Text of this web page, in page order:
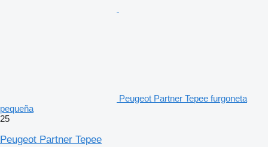
Peugeot Partner Tepee furgoneta
pequeña
25
Peugeot Partner Tepee